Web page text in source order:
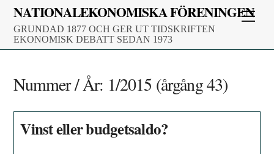
Skip
content
NATIONALEKONOMISKA FÖRENINGEN
GRUNDAD 1877 OCH GER UT TIDSKRIFTEN
EKONOMISK DEBATT SEDAN 1973
Nummer / År: 1/2015 (årgång 43)
Vinst eller budgetsaldo?